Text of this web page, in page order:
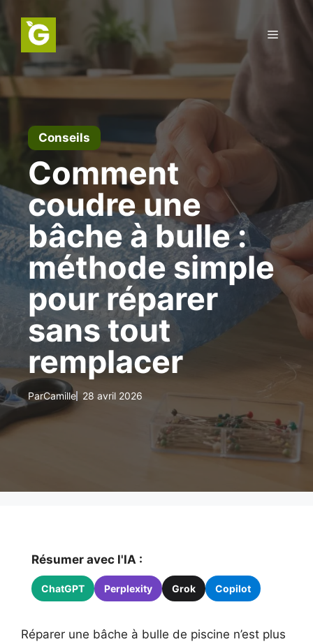
contenu
Menu
Conseils
Comment
coudre une
bâche à bulle :
méthode simple
pour réparer
sans tout
remplacer
ParCamille 28 avril 2026
Résumer avec l'IA :
ChatGPT Perplexity Grok Copilot
Réparer une bâche à bulle de piscine n’est plus